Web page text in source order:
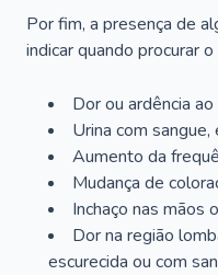
Por fim, a presença de
indicar quando procurar
Dor ou ardência ao
Urina com sangue,
Aumento da
Mudança de
Inchaço nas mãos
Dor na região
escurecida ou com